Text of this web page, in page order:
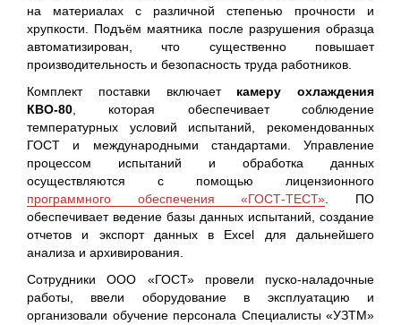
на материалах с различной степенью прочности и
хрупкости. Подъём маятника после разрушения образца
автоматизирован, что существенно повышает
производительность и безопасность труда работников.
Комплект поставки включает камеру охлаждения
КВО-80 , которая обеспечивает соблюдение
температурных условий испытаний, рекомендованных
ГОСТ и международными стандартами. Управление
процессом испытаний и обработка данных
осуществляются с помощью лицензионного
программного обеспечения «ГОСТ-ТЕСТ» . ПО
обеспечивает ведение базы данных испытаний, создание
отчетов и экспорт данных в Excel для дальнейшего
анализа и архивирования.
Сотрудники ООО «ГОСТ» провели пуско-наладочные
работы, ввели оборудование в эксплуатацию и
организовали обучение персонала Специалисты «УЗТМ»